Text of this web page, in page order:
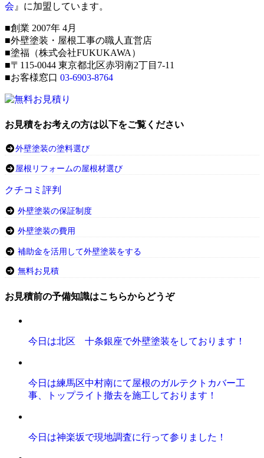
会 』に加盟しています。
■創業 2007年 4月
■外壁塗装・屋根工事の職人直営店
■塗福（株式会社FUKUKAWA）
■〒115-0044 東京都北区赤羽南2丁目7-11
■お客様窓口 03-6903-8764
お見積をお考えの方は以下をご覧ください
外壁塗装の塗料選び
屋根リフォームの屋根材選び
クチコミ評判
外壁塗装の保証制度
外壁塗装の費用
補助金を活用して外壁塗装をする
無料お見積
お見積前の予備知識はこちらからどうぞ
今日は北区 十条銀座で外壁塗装をしております！
今日は練馬区中村南にて屋根のガルテクトカバー工
事、トップライト撤去を施工しております！
今日は神楽坂で現地調査に行って参りました！